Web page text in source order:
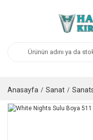
Anasayfa Sanat